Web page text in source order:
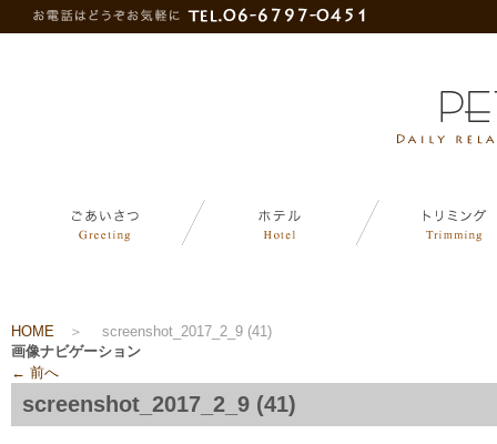
HOME ＞
screenshot_2017_2_9 (41)
画像ナビゲーション
← 前へ
screenshot_2017_2_9 (41)